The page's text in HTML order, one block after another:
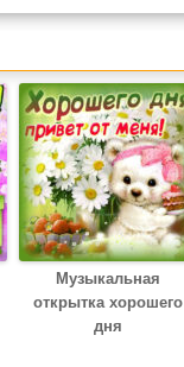
Музыкальная
открытка хорошего
дня